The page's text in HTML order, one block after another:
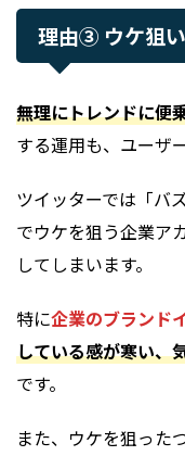
理由③ ウケ狙
無理にトレンドに便
する運用も、ユーザ
ツイッターでは「バ
でウケを狙う企業ア
してしまいます。
特に企業のブランド
している感が寒い、
です。
また、ウケを狙った